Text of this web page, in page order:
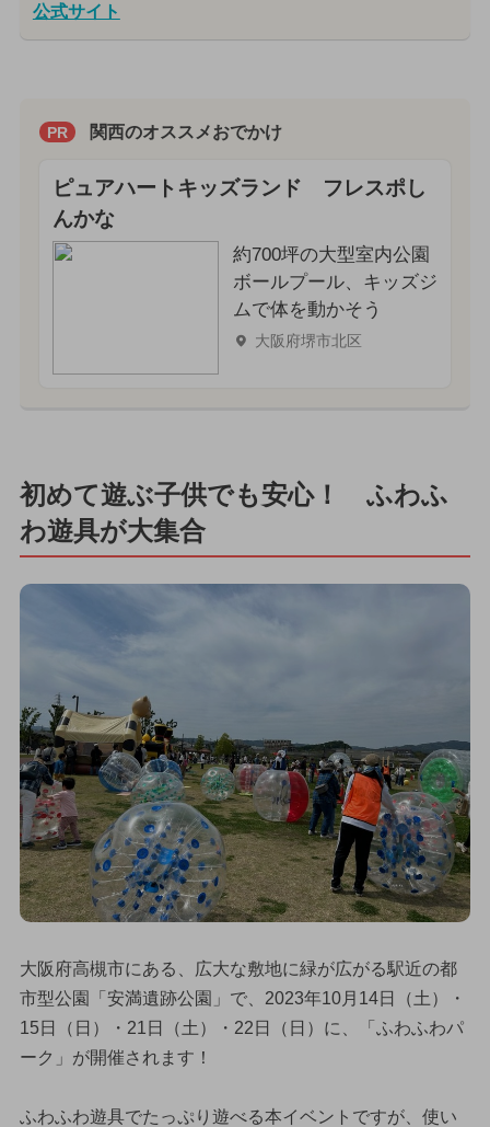
公式サイト
PR 関西のオススメおでかけ
ピュアハートキッズランド フレスポし
んかな
約700坪の大型室内公園
ボールプール、キッズジ
ムで体を動かそう
大阪府堺市北区
初めて遊ぶ子供でも安心！ ふわふ
わ遊具が大集合
大阪府高槻市にある、広大な敷地に緑が広がる駅近の都
市型公園「安満遺跡公園」で、2023年10月14日（土）・
15日（日）・21日（土）・22日（日）に、「ふわふわパ
ーク」が開催されます！
ふわふわ遊具でたっぷり遊べる本イベントですが、使い